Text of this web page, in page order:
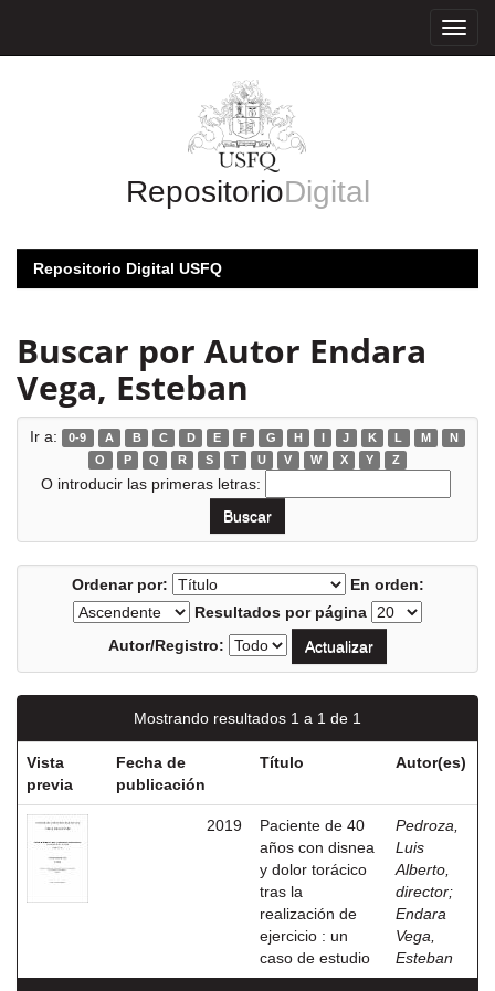
RepositorioDigital
Repositorio Digital USFQ
Buscar por Autor Endara
Vega, Esteban
Ir a: 0-9 A B C D E F G H I J K L M
N
O
P Q R S T U V W X Y Z
O introducir las primeras letras:
Ordenar por:
En orden:
Resultados por página
Autor/Registro:
Mostrando resultados 1 a 1 de 1
Vista
previa
Fecha de
publicación
Título Autor(es)
2019
Paciente de 40
años con disnea
y dolor torácico
tras la
realización de
ejercicio : un
caso de estudio
Pedroza,
Luis
Alberto,
director;
Endara
Vega,
Esteban